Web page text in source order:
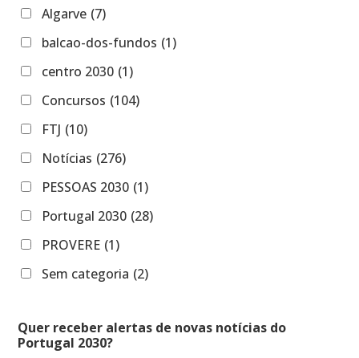
Algarve (7)
balcao-dos-fundos (1)
centro 2030 (1)
Concursos (104)
FTJ (10)
Notícias (276)
PESSOAS 2030 (1)
Portugal 2030 (28)
PROVERE (1)
Sem categoria (2)
Quer receber alertas de novas notícias do
Portugal 2030?